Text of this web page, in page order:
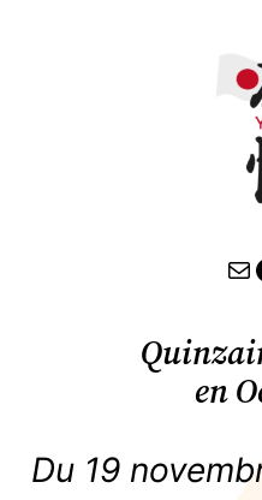
contact par email lien
en
Du 19